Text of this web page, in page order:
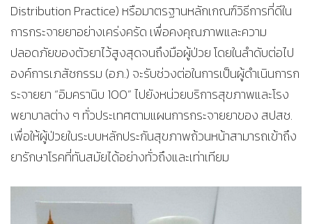
Distribution Practice) หรือมาตรฐานหลักเกณฑ์วิธีการที่ดีใน
การกระจายยาอย่างเคร่งครัด เพื่อคงคุณภาพและความ
ปลอดภัยของตัวยาไว้สูงสุดจนถึงมือผู้ป่วย โดยในลำดับต่อไป
องค์การเภสัชกรรม (อภ.) จะรับช่วงต่อในการเป็นผู้ดำเนินการก
ระจายยา “อิมครานิบ 100” ไปยังหน่วยบริการสุขภาพและโรง
พยาบาลต่าง ๆ ทั่วประเทศตามแผนการกระจายยาของ สปสช.
เพื่อให้ผู้ป่วยในระบบหลักประกันสุขภาพถ้วนหน้าสามารถเข้าถึง
ยารักษาโรคที่ทันสมัยได้อย่างทั่วถึงและเท่าเทียม